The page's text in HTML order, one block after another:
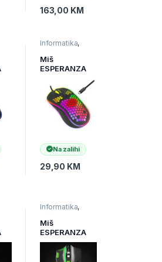
163,00 KM
Informatika,
Računarska
periferija
Miš
ESPERANZA
RGB ANTEROS
Type-C USB-
C, EGM305
Na zalihi
29,90 KM
Informatika,
Računarska
periferija
Miš
ESPERANZA
GAMING HAWK
7D MX401,